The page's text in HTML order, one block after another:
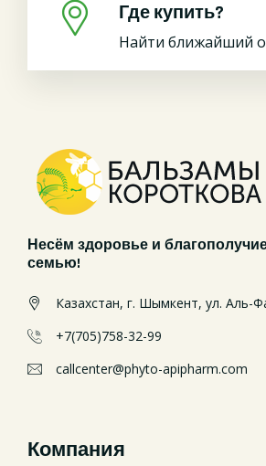
Где купить?
Найти ближайший
Несём здоровье и
семью!
Казахстан, г. Шымкент, ул. Аль-
+7(705)758-32-99
callcenter@phyto-apipharm.com
Компания